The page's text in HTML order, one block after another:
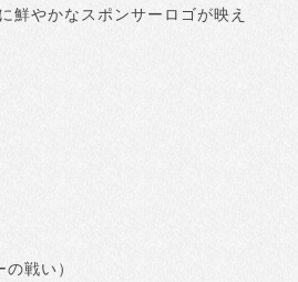
鮮やかなスポンサーロゴが映え
戦い）